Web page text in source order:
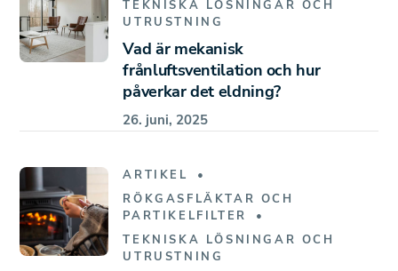
TEKNISKA LÖSNINGAR OCH
UTRUSTNING
Vad är mekanisk
frånluftsventilation och hur
påverkar det eldning?
26. juni, 2025
ARTIKEL
RÖKGASFLÄKTAR OCH
PARTIKELFILTER
TEKNISKA LÖSNINGAR OCH
UTRUSTNING